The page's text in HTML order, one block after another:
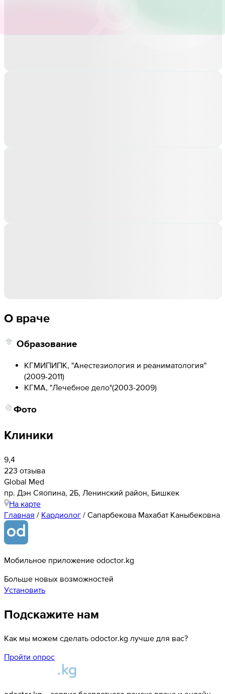
О враче
Образование
КГМИПИПК, "Анестезиология и реаниматология"
(2009-2011)
КГМА, "Лечебное дело"(2003-2009)
Фото
Клиники
9,4
223 отзыва
Global Med
​пр. Дэн Сяопина, 2Б, Ленинский район, Бишкек
На карте
Главная / Кардиолог / Сапарбекова Махабат Каныбековна
Мобильное приложение odoctor.kg
Больше новых возможностей
Установить
Подскажите нам
Как мы можем сделать odoctor.kg лучше для вас?
Пройти опрос